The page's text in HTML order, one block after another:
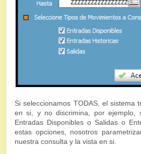
Si seleccionamos TODAS, el sistema
en si, y no discrimina, por ejemplo,
Entradas Disponibles o Salidas o
estas opciones, nosotros
nuestra consulta y la vista en si.